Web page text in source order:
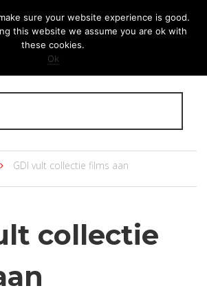
sure your website experience is good.
this website we assume you are ok with
these cookies.
Ok
GDI vult collectie films aan
collectie